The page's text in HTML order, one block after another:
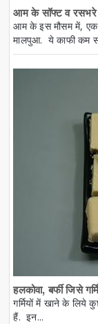
आम के सॉफ्ट व
आम के इस मौसम में,
मालपुआ. ये काफी कम
हलकोवा, बर्फी जिसे
गर्मियों में खाने के लिये
हैं. इन...